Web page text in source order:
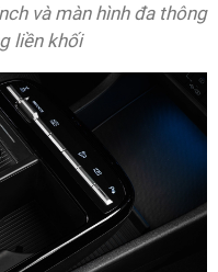
và màn hình đa thông
liền khối